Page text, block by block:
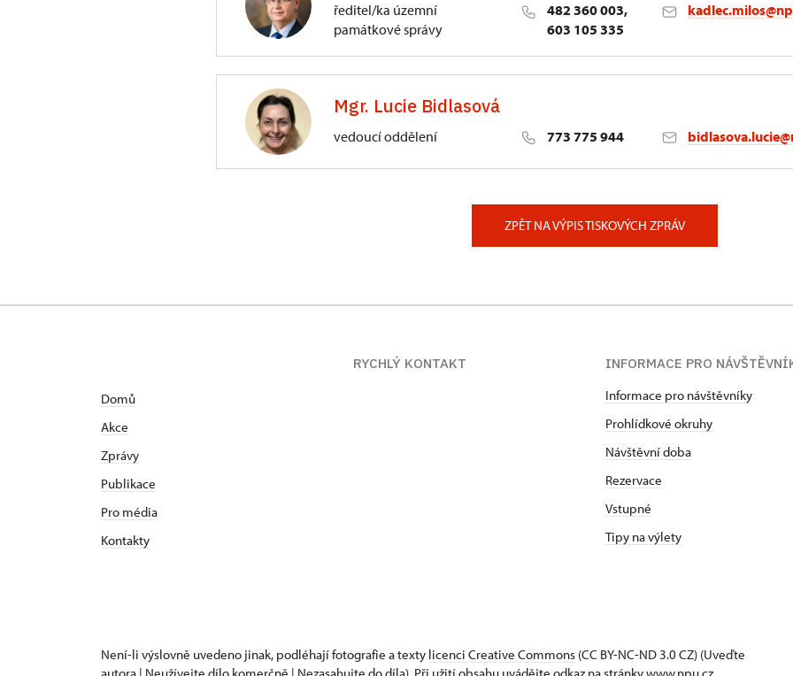
ředitel/ka územní
památkové správy
482 360 003,
603 105 335
3/, Sychrov 3Mgr. Lucie Bidlasová
vedoucí oddělení 773 775 944
ZPĚT NA VÝPIS TISKOVÝCH ZPRÁV
Domů
Akce
Zprávy
Publikace
Pro média
Kontakty
RYCHLÝ KONTAKT
INFORMACE PRO
Informace pro návštěvníky
Prohlídkové okruhy
Návštěvní doba
Rezervace
Vstupné
Tipy na výlety
Není-li výslovně uvedeno jinak, podléhají fotografie a texty licenci Creative Commons (CC BY-NC-ND 3.0 CZ) (Uveďte